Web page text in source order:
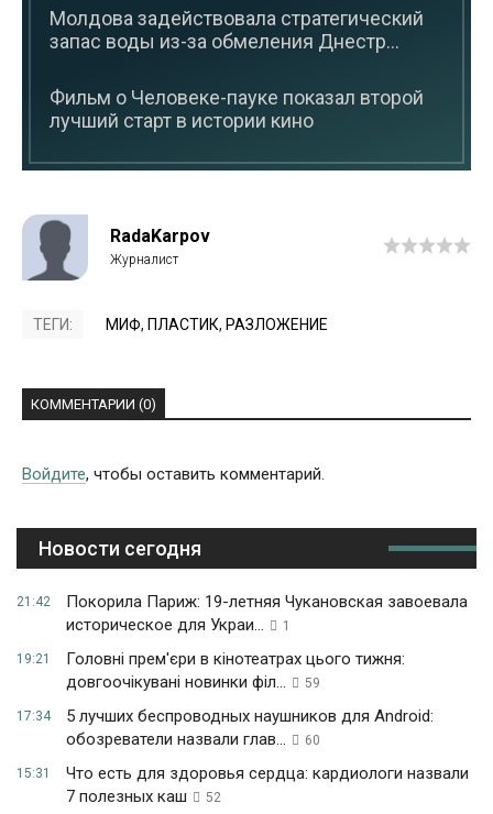
Молдова задействовала стратегический
запас воды из-за обмеления Днестр...
Фильм о Человеке-пауке показал второй
лучший старт в истории кино
RadaKarpov
ТЕГИ: МИФ, ПЛАСТИК, РАЗЛОЖЕНИЕ
КОММЕНТАРИИ (0)
Войдите, чтобы оставить комментарий.
Новости сегодня
21:42
Покорила Париж: 19-летняя Чукановская завоевала
историческое для Украи...
1
19:21
Головні прем'єри в кінотеатрах цього тижня:
довгоочікувані новинки філ...
59
17:34
5 лучших беспроводных наушников для Android:
обозреватели назвали глав...
60
15:31
Что есть для здоровья сердца: кардиологи назвали
7 полезных каш
52